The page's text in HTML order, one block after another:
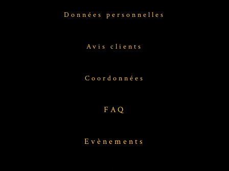
Données personnelles
Avis clients
Coordonnées
FAQ
Evènements